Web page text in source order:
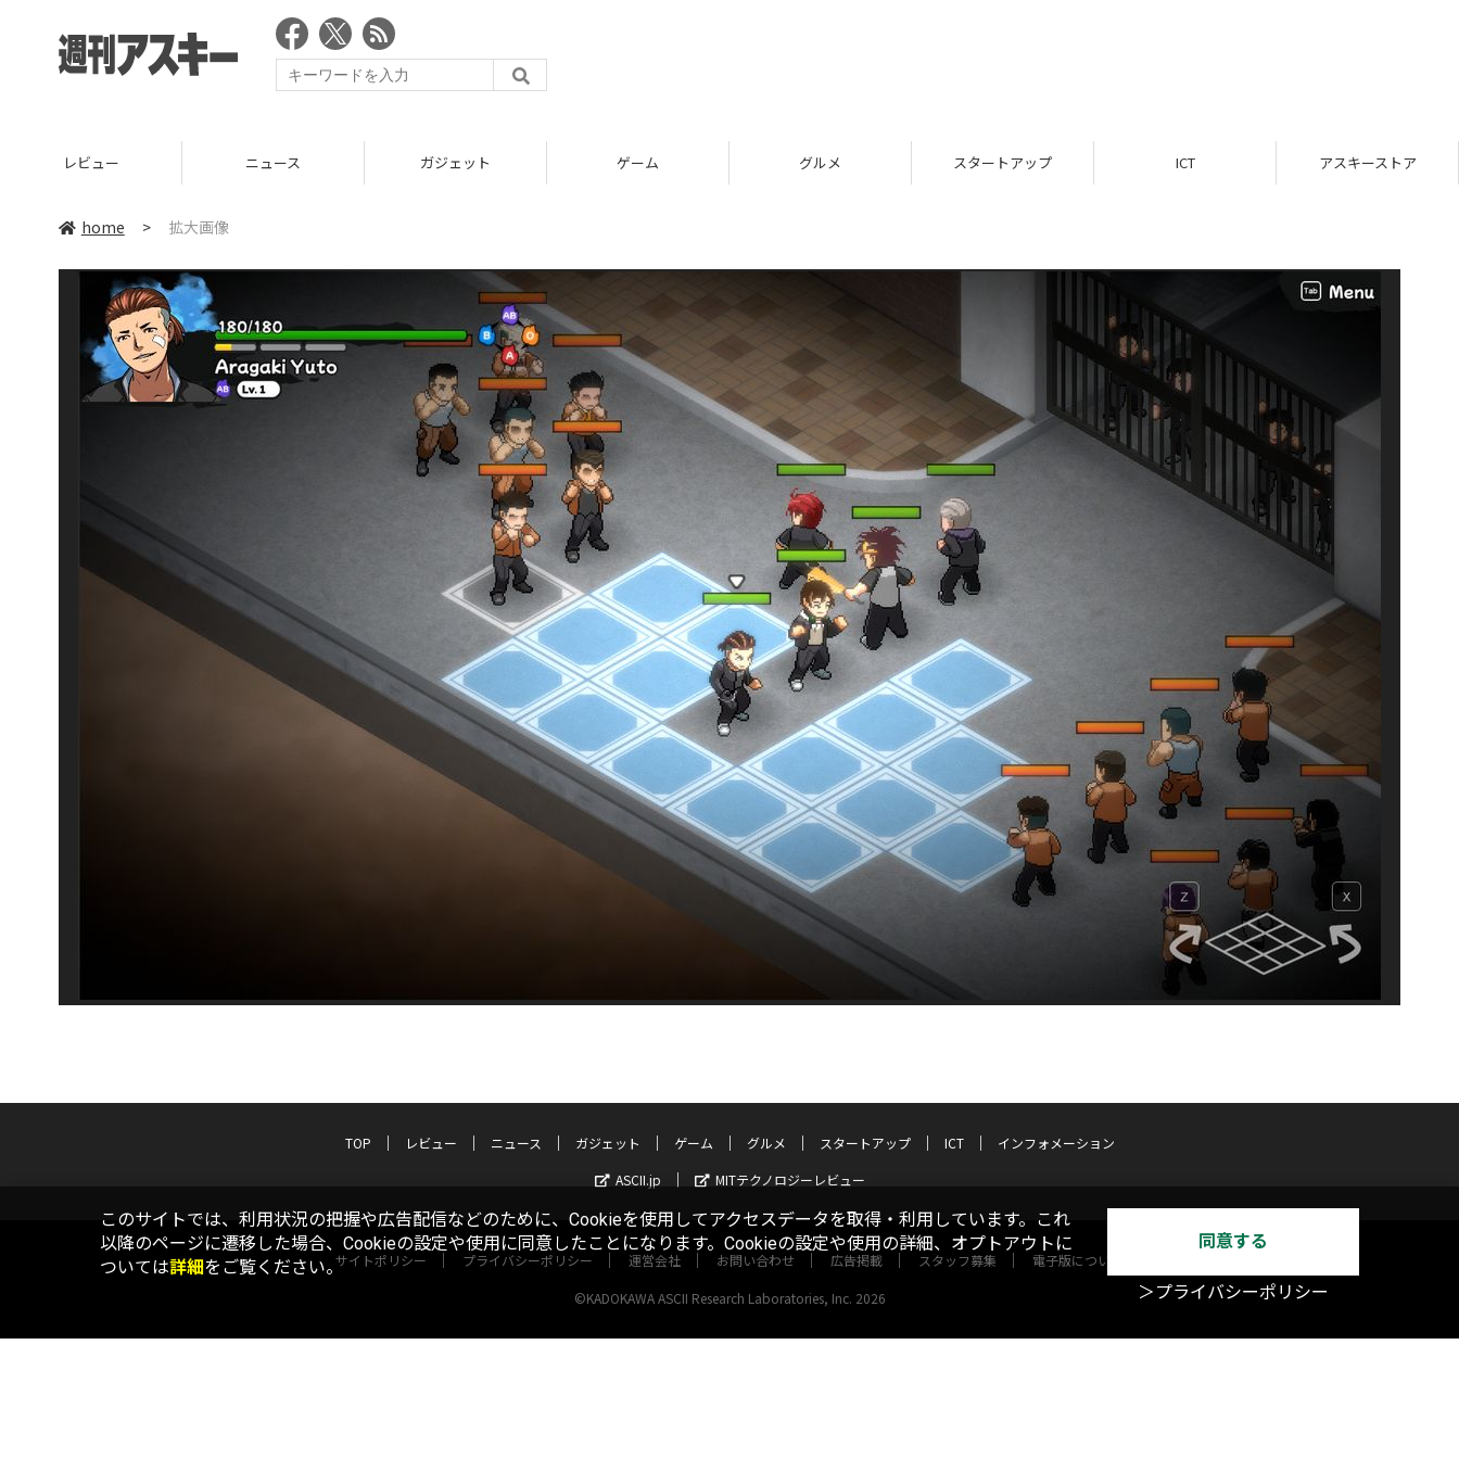
レビュー ニュース ガジェット ゲーム グルメ スタートアップ ICT アスキーストア
home > 拡大画像
TOP レビュー ニュース ガジェット ゲーム グルメ スタートアップ ICT
インフォメーション
ASCII.jp
MITテクノロジーレビュー
サイトポリシー プライバシーポリシー 運営会社 お問い合わせ 広告掲載 スタッフ募集 電子版について
©KADOKAWA ASCII Research Laboratories, Inc. 2026
このサイトでは、利用状況の把握や広告配信などのために、Cookieを使用してアクセスデータを取得・利用しています。これ
以降のページに遷移した場合、Cookieの設定や使用に同意したことになります。Cookieの設定や使用の詳細、オプトアウトに
ついては詳細をご覧ください。
同意する
＞プライバシーポリシー